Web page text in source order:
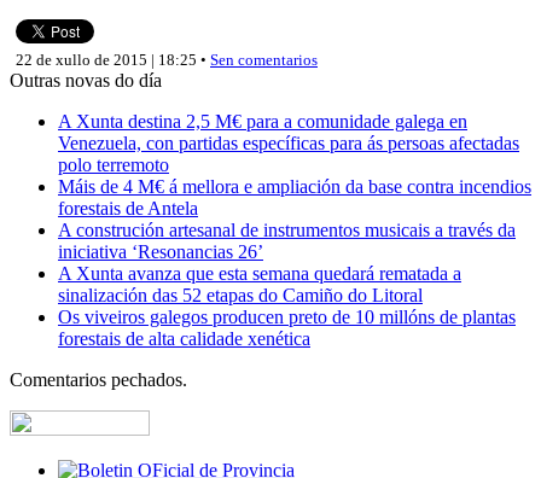
22 de xullo de 2015 | 18:25 • Sen comentarios
Outras novas do día
A Xunta destina 2,5 M€ para a comunidade galega en
Venezuela, con partidas específicas para ás persoas afectadas
polo terremoto
Máis de 4 M€ á mellora e ampliación da base contra incendios
forestais de Antela
A construción artesanal de instrumentos musicais a través da
iniciativa ‘Resonancias 26’
A Xunta avanza que esta semana quedará rematada a
sinalización das 52 etapas do Camiño do Litoral
Os viveiros galegos producen preto de 10 millóns de plantas
forestais de alta calidade xenética
Comentarios pechados.